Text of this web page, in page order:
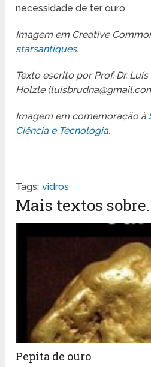
necessidade de ter ouro.
Imagem em Creative
starsantiques.
Texto escrito por Prof. Dr.
Holzle
Imagem em comemoração à
Ciência e Tecnologia.
Tags: vidros
Mais textos
Pepita de ouro